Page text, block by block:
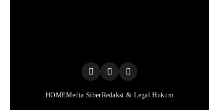
HOMEMedia SiberRedaksi & Legal Hukum